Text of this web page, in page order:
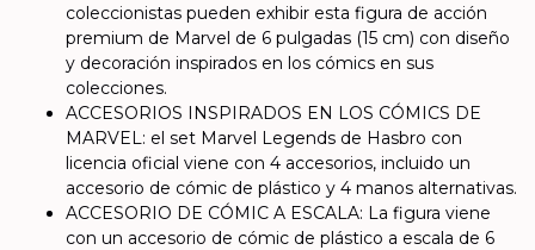
coleccionistas pueden exhibir esta figura de acción
premium de Marvel de 6 pulgadas (15 cm) con diseño
y decoración inspirados en los cómics en sus
colecciones.
ACCESORIOS INSPIRADOS EN LOS CÓMICS DE
MARVEL: el set Marvel Legends de Hasbro con
licencia oficial viene con 4 accesorios, incluido un
accesorio de cómic de plástico y 4 manos alternativas.
ACCESORIO DE CÓMIC A ESCALA: La figura viene
con un accesorio de cómic de plástico a escala de 6